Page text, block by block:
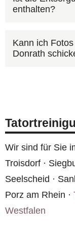
Abwicklung.
Nordrhein-
sind rund um
enthalten?
Ja, wir
Bodenbeläge,
Kann ich
Donrath
ist kostenlos
Wir sind für Sie
Troisdorf ·
Seelscheid ·
Porz am Rhein ·
Westfalen